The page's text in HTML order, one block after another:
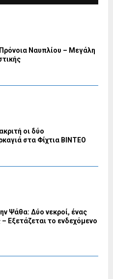
Ναυπλίου – Μεγάλη
οι δύο
στα Φίχτια ΒΙΝΤΕΟ
Ψάθα: Δύο νεκροί, ένας
Εξετάζεται το ενδεχόμενο